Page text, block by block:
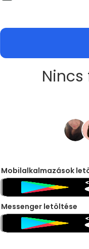
Nincs
Mobilalkalmazások
Messenger letöltése